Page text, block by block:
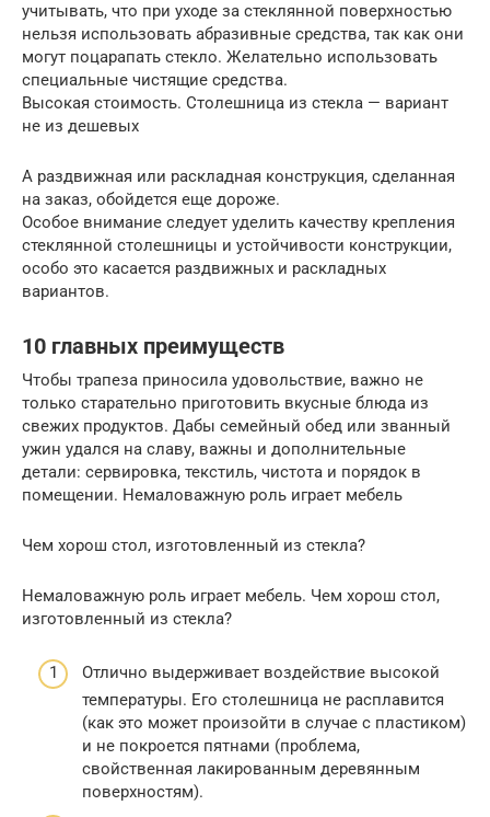
учитывать, что при уходе за стеклянной поверхностью
нельзя использовать абразивные средства, так как они
могут поцарапать стекло. Желательно использовать
специальные чистящие средства.
Высокая стоимость. Столешница из стекла — вариант
не из дешевых
А раздвижная или раскладная конструкция, сделанная
на заказ, обойдется еще дороже.
Особое внимание следует уделить качеству крепления
стеклянной столешницы и устойчивости конструкции,
особо это касается раздвижных и раскладных
вариантов.
10 главных преимуществ
Чтобы трапеза приносила удовольствие, важно не
только старательно приготовить вкусные блюда из
свежих продуктов. Дабы семейный обед или званный
ужин удался на славу, важны и дополнительные
детали: сервировка, текстиль, чистота и порядок в
помещении. Немаловажную роль играет мебель
Чем хорош стол, изготовленный из стекла?
Немаловажную роль играет мебель. Чем хорош стол,
изготовленный из стекла?
Отлично выдерживает воздействие высокой
температуры. Его столешница не расплавится
(как это может произойти в случае с пластиком)
и не покроется пятнами (проблема,
свойственная лакированным деревянным
поверхностям).